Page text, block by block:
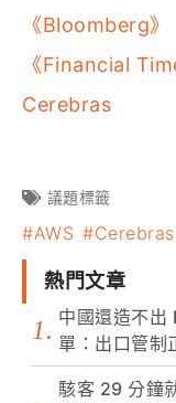
《Bloomberg》
《Financial
Cerebras
議題標籤
AWS Cerebras
熱門文章
中國還造不出
單：出口管制
駭客 29 分鐘